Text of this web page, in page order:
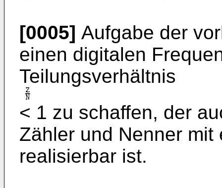
[0005] Aufgabe der
einen digitalen
Teilungsverhältnis
< 1 zu schaffen, der
Zähler und Nenner
realisierbar ist.